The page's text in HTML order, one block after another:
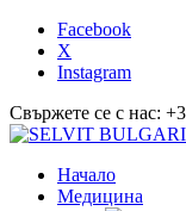
Facebook
X
Instagram
Свържете се с нас:
Начало
Медицина